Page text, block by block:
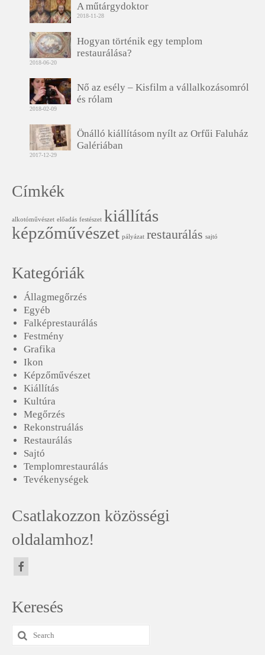
A műtárgydoktor
2018-11-28
Hogyan történik egy templom
restaurálása?
2018-06-20
Nő az esély – Kisfilm a vállalkozásomról
és rólam
2018-02-09
Önálló kiállításom nyílt az Orfűi Faluház
Galériában
2017-12-29
Címkék
alkotóművészet előadás festészet kiállítás
képzőművészet pályázat restaurálás sajtó
Kategóriák
Állagmegőrzés
Egyéb
Falképrestaurálás
Festmény
Grafika
Ikon
Képzőművészet
Kiállítás
Kultúra
Megőrzés
Rekonstruálás
Restaurálás
Sajtó
Templomrestaurálás
Tevékenységek
Csatlakozzon közösségi
oldalamhoz!
Keresés
Search
for: